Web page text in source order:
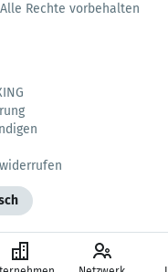
Rechte vorbehalten